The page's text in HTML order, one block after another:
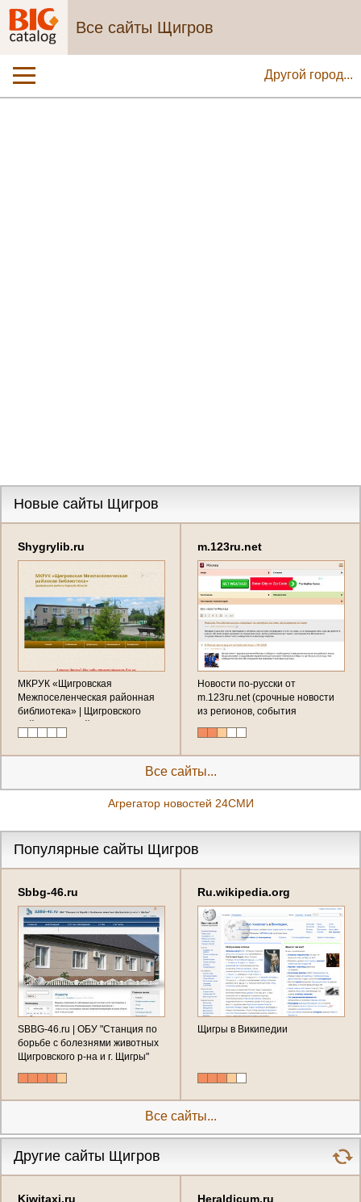
Все сайты Щигров
Другой город...
Новые сайты Щигров
Shygrylib.ru
МКРУК «Щигровская
Межпоселенческая районная
библиотека» | Щигровского
района Курской области
m.123ru.net
Новости по-русски от
m.123ru.net (срочные новости
из регионов, события
последнего часа, эксклюзивные
репортажи от первого лица - в
новостной ленте
Все сайты...
Агрегатор новостей 24СМИ
Популярные сайты Щигров
Sbbg-46.ru
SBBG-46.ru | ОБУ "Станция по
борьбе с болезнями животных
Щигровского р-на и г. Щигры"
Ru.wikipedia.org
Щигры в Википедии
Все сайты...
Другие сайты Щигров
Kiwitaxi.ru Heraldicum.ru